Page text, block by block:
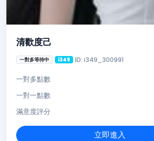
清歡度己
一對多等待中 i349 ID: i349_300991
一對多點數
一對一點數
滿意度評分
立即進入